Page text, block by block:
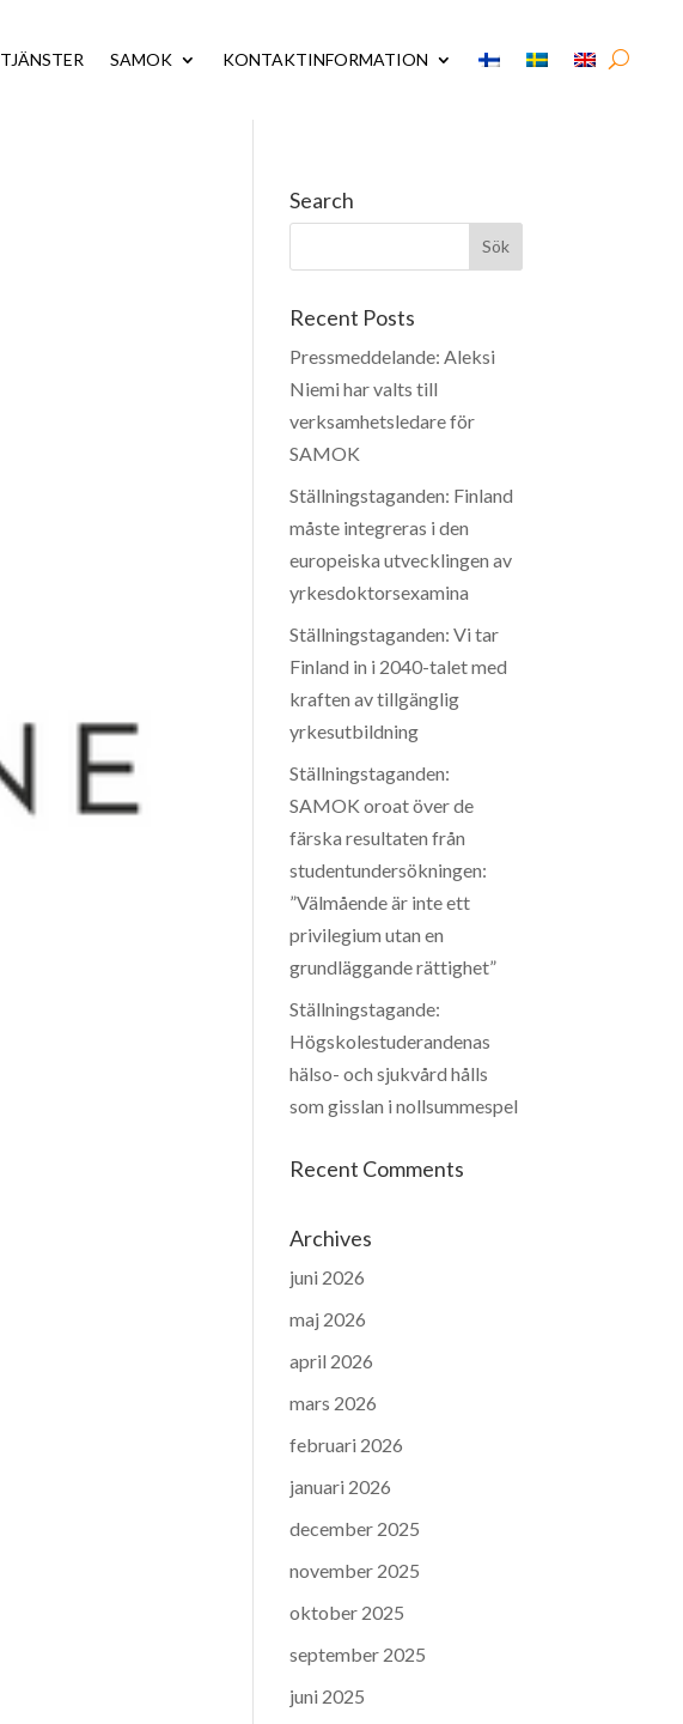
TJÄNSTER SAMOK KONTAKTINFORMATION
Search
Recent Posts
Pressmeddelande: Aleksi
Niemi har valts till
verksamhetsledare för
SAMOK
Ställningstaganden: Finland
måste integreras i den
europeiska utvecklingen av
yrkesdoktorsexamina
Ställningstaganden: Vi tar
Finland in i 2040-talet med
kraften av tillgänglig
yrkesutbildning
Ställningstaganden:
SAMOK oroat över de
färska resultaten från
studentundersökningen:
”Välmående är inte ett
privilegium utan en
grundläggande rättighet”
Ställningstagande:
Högskolestuderandenas
hälso- och sjukvård hålls
som gisslan i nollsummespel
Recent Comments
Archives
juni 2026
maj 2026
april 2026
mars 2026
februari 2026
januari 2026
december 2025
november 2025
oktober 2025
september 2025
juni 2025